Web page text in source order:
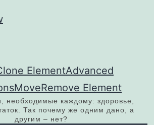
ElementAdvanced
MoveRemove Element
необходимые каждому: здоровье,
Так почему же одним дано, а
другим – нет?